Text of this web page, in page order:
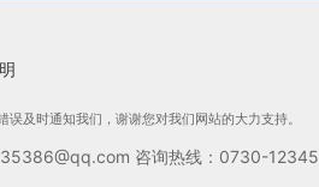
及时通知我们，谢谢您对我们网站的大力支持。
咨询热线：0730-12345